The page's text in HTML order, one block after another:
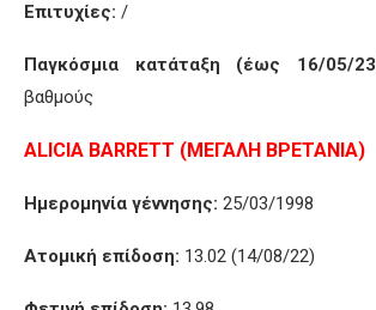
Επιτυχίες: /
Παγκόσμια κατάταξη (έως 16/05/
βαθμούς
ALICIA BARRETT (ΜΕΓΑΛΗ ΒΡΕΤΑΝΙΑ)
Ημερομηνία γέννησης: 25/03/1998
Ατομική επίδοση: 13.02 (14/08/22)